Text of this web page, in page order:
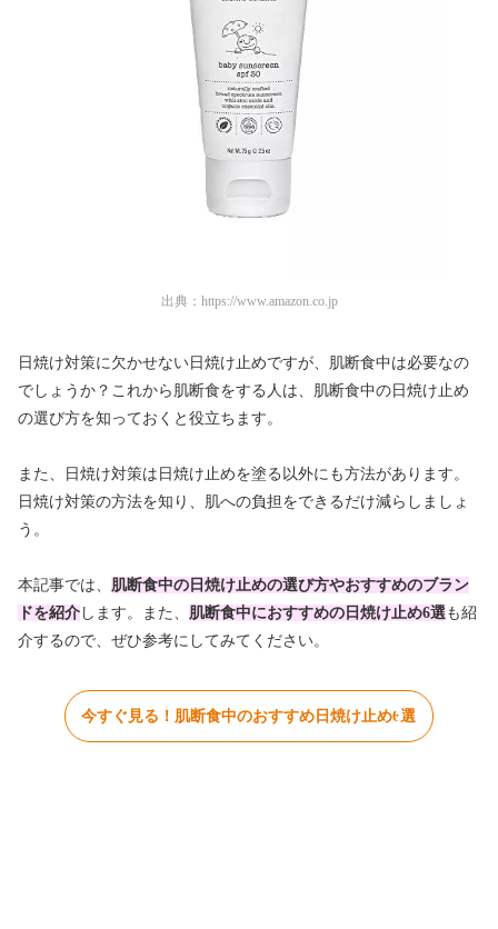
出典： https://www.amazon.co.jp
日焼け対策に欠かせない日焼け止めですが、肌断食中は必要なの
でしょうか？これから肌断食をする人は、肌断食中の日焼け止め
の選び方を知っておくと役立ちます。
また、日焼け対策は日焼け止めを塗る以外にも方法があります。
日焼け対策の方法を知り、肌への負担をできるだけ減らしましょ
う。
本記事では、 肌断食中の日焼け止めの選び方やおすすめのブラン
ドを紹介 します。また、 肌断食中におすすめの日焼け止め6選も紹
介するので、ぜひ参考にしてみてください。
今すぐ見る！肌断食中のおすすめ日焼け止め6選